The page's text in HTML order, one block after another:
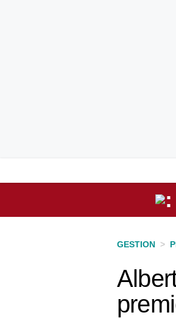
Perú
GESTION >